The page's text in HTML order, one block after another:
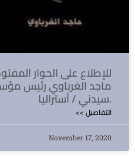
للإطلاع على الحوار
ماجد الغرباوي رئيس
سيدني / أستراليا.
<< التفاصيل
November 17, 2020